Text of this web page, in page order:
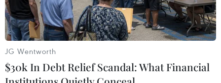
JG Wentworth
$30k In Debt Relief Scandal: What Financial